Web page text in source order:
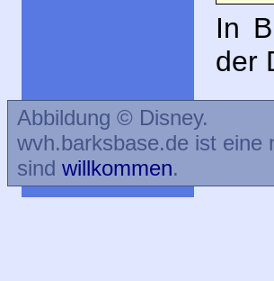
In
der
Abbildung © Disney.
wvh.barksbase.de ist eine
sind willkommen.